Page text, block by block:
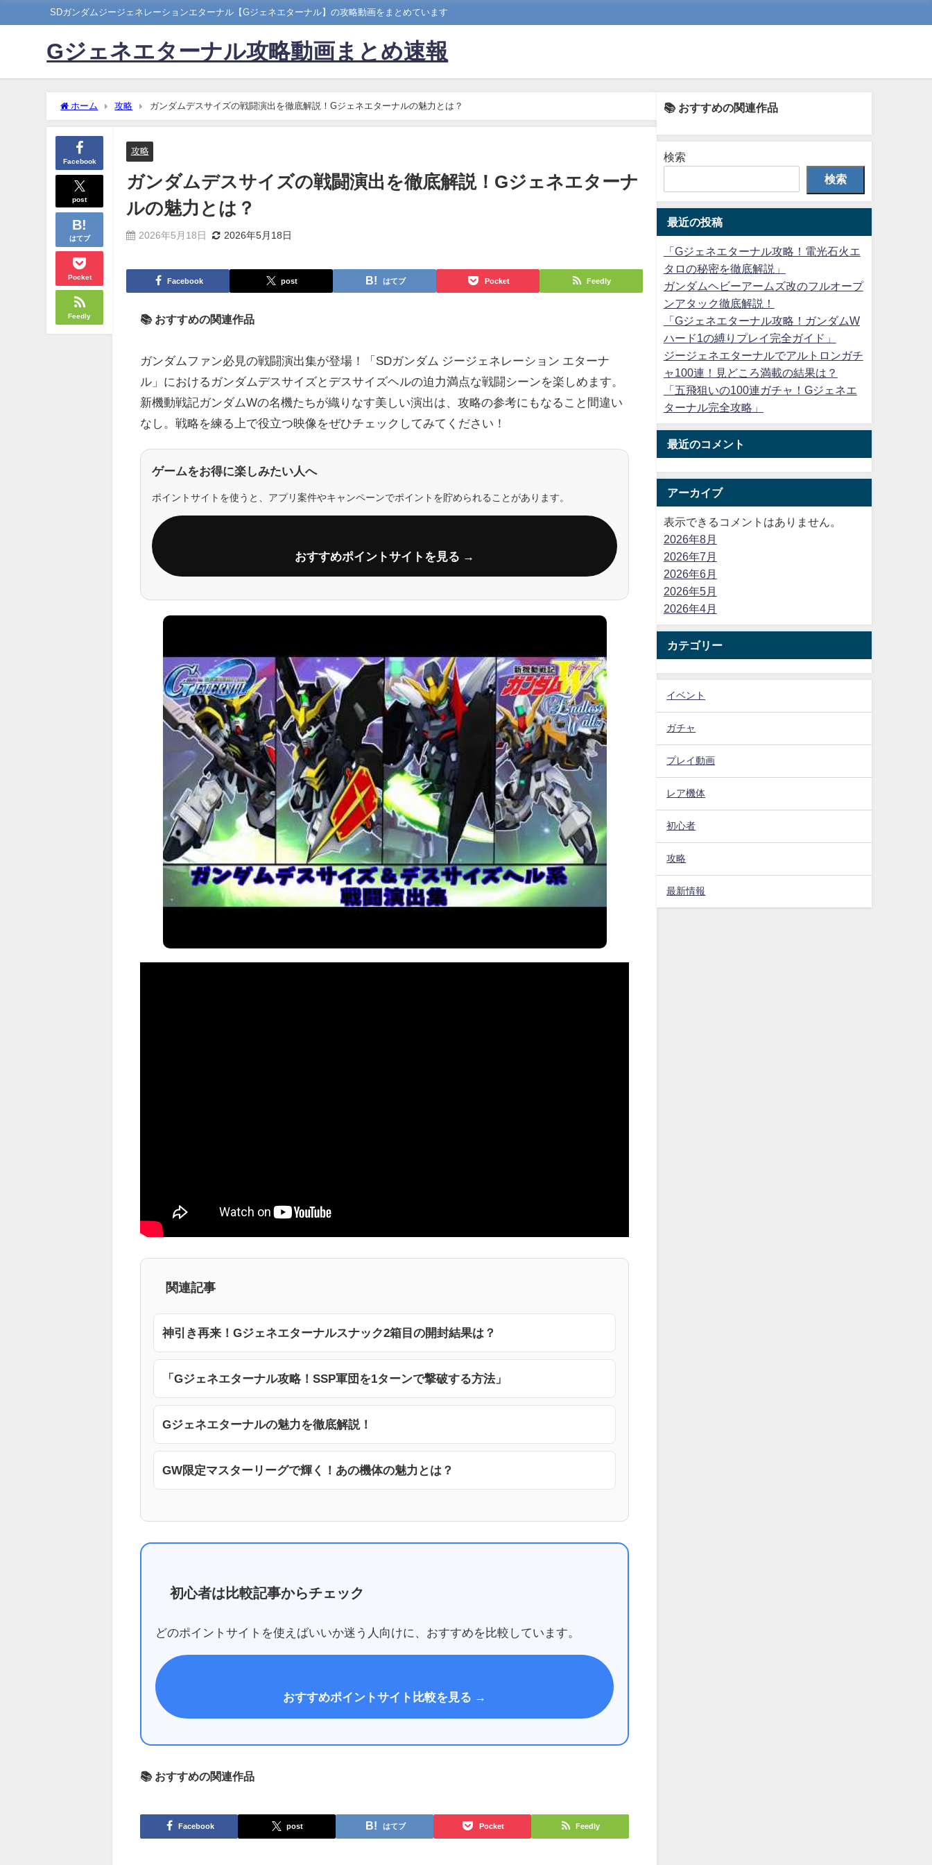
SDガンダムジージェネレーションエターナル【Gジェネエターナル】の攻略動画をまとめています
Gジェネエターナル攻略動画まとめ速報
ホーム 攻略 ガンダムデスサイズの戦闘演出を徹底解説！Gジェネエターナルの魅力とは？
Facebook
post
はてブ
Pocket
Feedly
攻略
ガンダムデスサイズの戦闘演出を徹底解説！Gジェネエターナ
ルの魅力とは？
2026年5月18日 2026年5月18日
Facebook post はてブ Pocket Feedly
📚 おすすめの関連作品
ガンダムファン必見の戦闘演出集が登場！「SDガンダム ジージェネレーション エターナ
ル」におけるガンダムデスサイズとデスサイズヘルの迫力満点な戦闘シーンを楽しめます。
新機動戦記ガンダムWの名機たちが織りなす美しい演出は、攻略の参考にもなること間違い
なし。戦略を練る上で役立つ映像をぜひチェックしてみてください！
ゲームをお得に楽しみたい人へ
ポイントサイトを使うと、アプリ案件やキャンペーンでポイントを貯められることがあります。
おすすめポイントサイトを見る →
関連記事
神引き再来！Gジェネエターナルスナック2箱目の開封結果は？
「Gジェネエターナル攻略！SSP軍団を1ターンで撃破する方法」
Gジェネエターナルの魅力を徹底解説！
GW限定マスターリーグで輝く！あの機体の魅力とは？
初心者は比較記事からチェック
どのポイントサイトを使えばいいか迷う人向けに、おすすめを比較しています。
おすすめポイントサイト比較を見る →
📚 おすすめの関連作品
Facebook post はてブ Pocket Feedly
📚 おすすめの関連作品
検索
検索
最近の投稿
「Gジェネエターナル攻略！電光石火エ
タロの秘密を徹底解説」
ガンダムヘビーアームズ改のフルオープ
ンアタック徹底解説！
「Gジェネエターナル攻略！ガンダムW
ハード1の縛りプレイ完全ガイド」
ジージェネエターナルでアルトロンガチ
ャ100連！見どころ満載の結果は？
「五飛狙いの100連ガチャ！Gジェネエ
ターナル完全攻略」
最近のコメント
アーカイブ
表示できるコメントはありません。
2026年8月
2026年7月
2026年6月
2026年5月
2026年4月
カテゴリー
イベント
ガチャ
プレイ動画
レア機体
初心者
攻略
最新情報